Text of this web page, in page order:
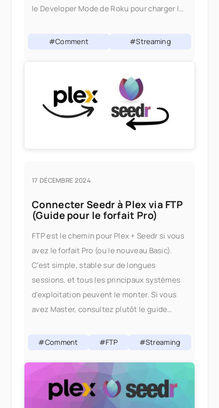
le Developer Mode de Roku pour charger le
installé, il se comporte comme n'importe
#Comment #Streaming
17 DÉCEMBRE 2024
Connecter Seedr à Plex via FTP
(Guide pour le forfait Pro)
FTP est le chemin pour Plex + Seedr si vous
avez le forfait Pro (ou le nouveau Basic).
C'est simple, stable sur de longues
sessions, et tous les principaux systèmes
d'exploitation peuvent le monter. Si vous
avez Master, consultez plutôt le guide
canonique Plex +
#Comment #FTP #Streaming